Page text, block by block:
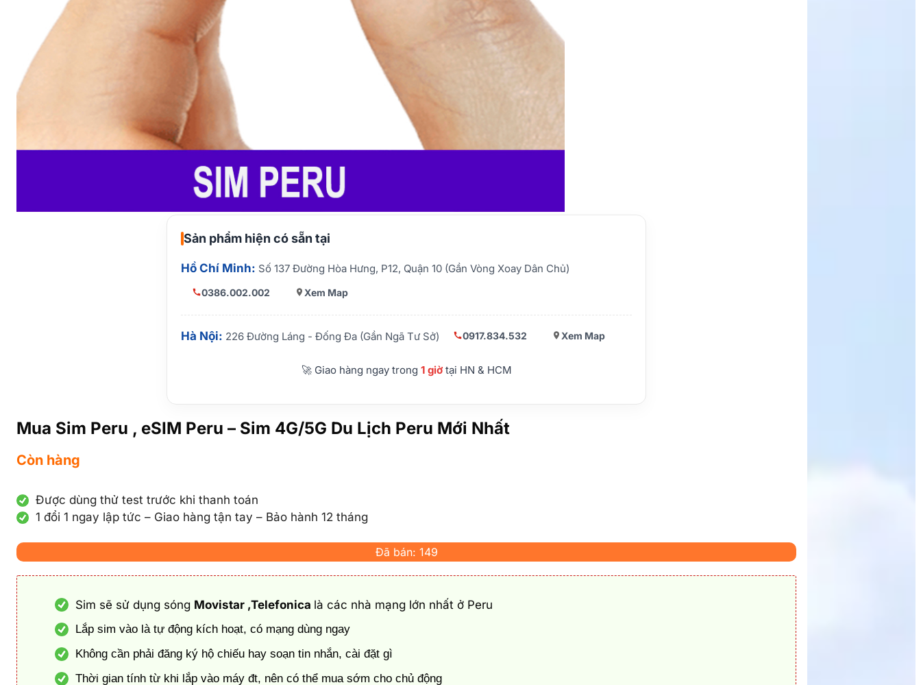
Sản phẩm hiện có sẵn tại
Hồ Chí Minh: Số 137 Đường Hòa Hưng, P12, Quận 10 (Gần Vòng Xoay Dân Chủ)
0386.002.002 Xem Map
Hà Nội: 226 Đường Láng - Đống Đa (Gần Ngã Tư Sở) 0917.834.532 Xem Map
🚀 Giao hàng ngay trong 1 giờtại HN & HCM
Mua Sim Peru , eSIM Peru – Sim 4G/5G Du Lịch Peru Mới Nhất
Còn hàng
Được dùng thử test trước khi thanh toán
1 đổi 1 ngay lập tức – Giao hàng tận tay – Bảo hành 12 tháng
Đã bán: 149
Sim sẽ sử dụng sóng Movistar ,Telefonica là các nhà mạng lớn nhất ở Peru
Lắp sim vào là tự động kích hoạt, có mạng dùng ngay
Không cần phải đăng ký hộ chiếu hay soạn tin nhắn, cài đặt gì
Thời gian tính từ khi lắp vào máy đt, nên có thể mua sớm cho chủ động